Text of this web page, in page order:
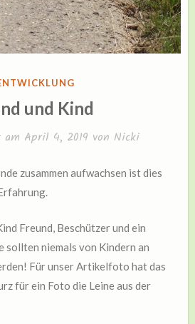
und Kind
April 4, 2019 von Nicki
zusammen aufwachsen ist dies
Freund, Beschützer und ein
sollten niemals von Kindern an
Für unser Artikelfoto hat das
für ein Foto die Leine aus der